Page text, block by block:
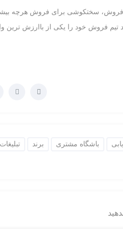
فروش، سختکوشی برای فروش هرچه
فروش خود را یکی از باارزش ترین
باشگاه مشتری برند تبلیغات